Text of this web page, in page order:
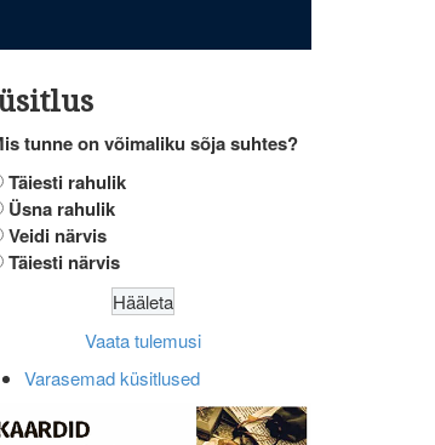
tunne on võimaliku sõja suhtes?
Täiesti rahulik
Üsna rahulik
Veidi närvis
Täiesti närvis
Vaata tulemusi
Varasemad küsitlused